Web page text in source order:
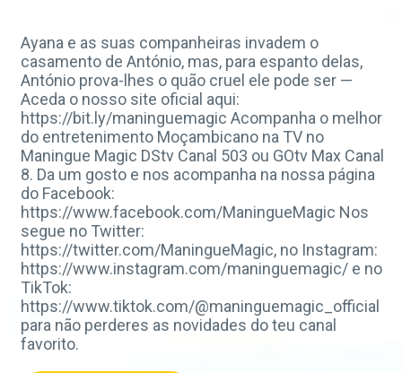
Ayana e as suas companheiras invadem o
casamento de António, mas, para espanto delas,
António prova-lhes o quão cruel ele pode ser —
Aceda o nosso site oficial aqui:
https://bit.ly/maninguemagic Acompanha o melhor
do entretenimento Moçambicano na TV no
Maningue Magic DStv Canal 503 ou GOtv Max Canal
8. Da um gosto e nos acompanha na nossa página
do Facebook:
https://www.facebook.com/ManingueMagic Nos
segue no Twitter:
https://twitter.com/ManingueMagic, no Instagram:
https://www.instagram.com/maninguemagic/ e no
TikTok:
https://www.tiktok.com/@maninguemagic_official
para não perderes as novidades do teu canal
favorito.